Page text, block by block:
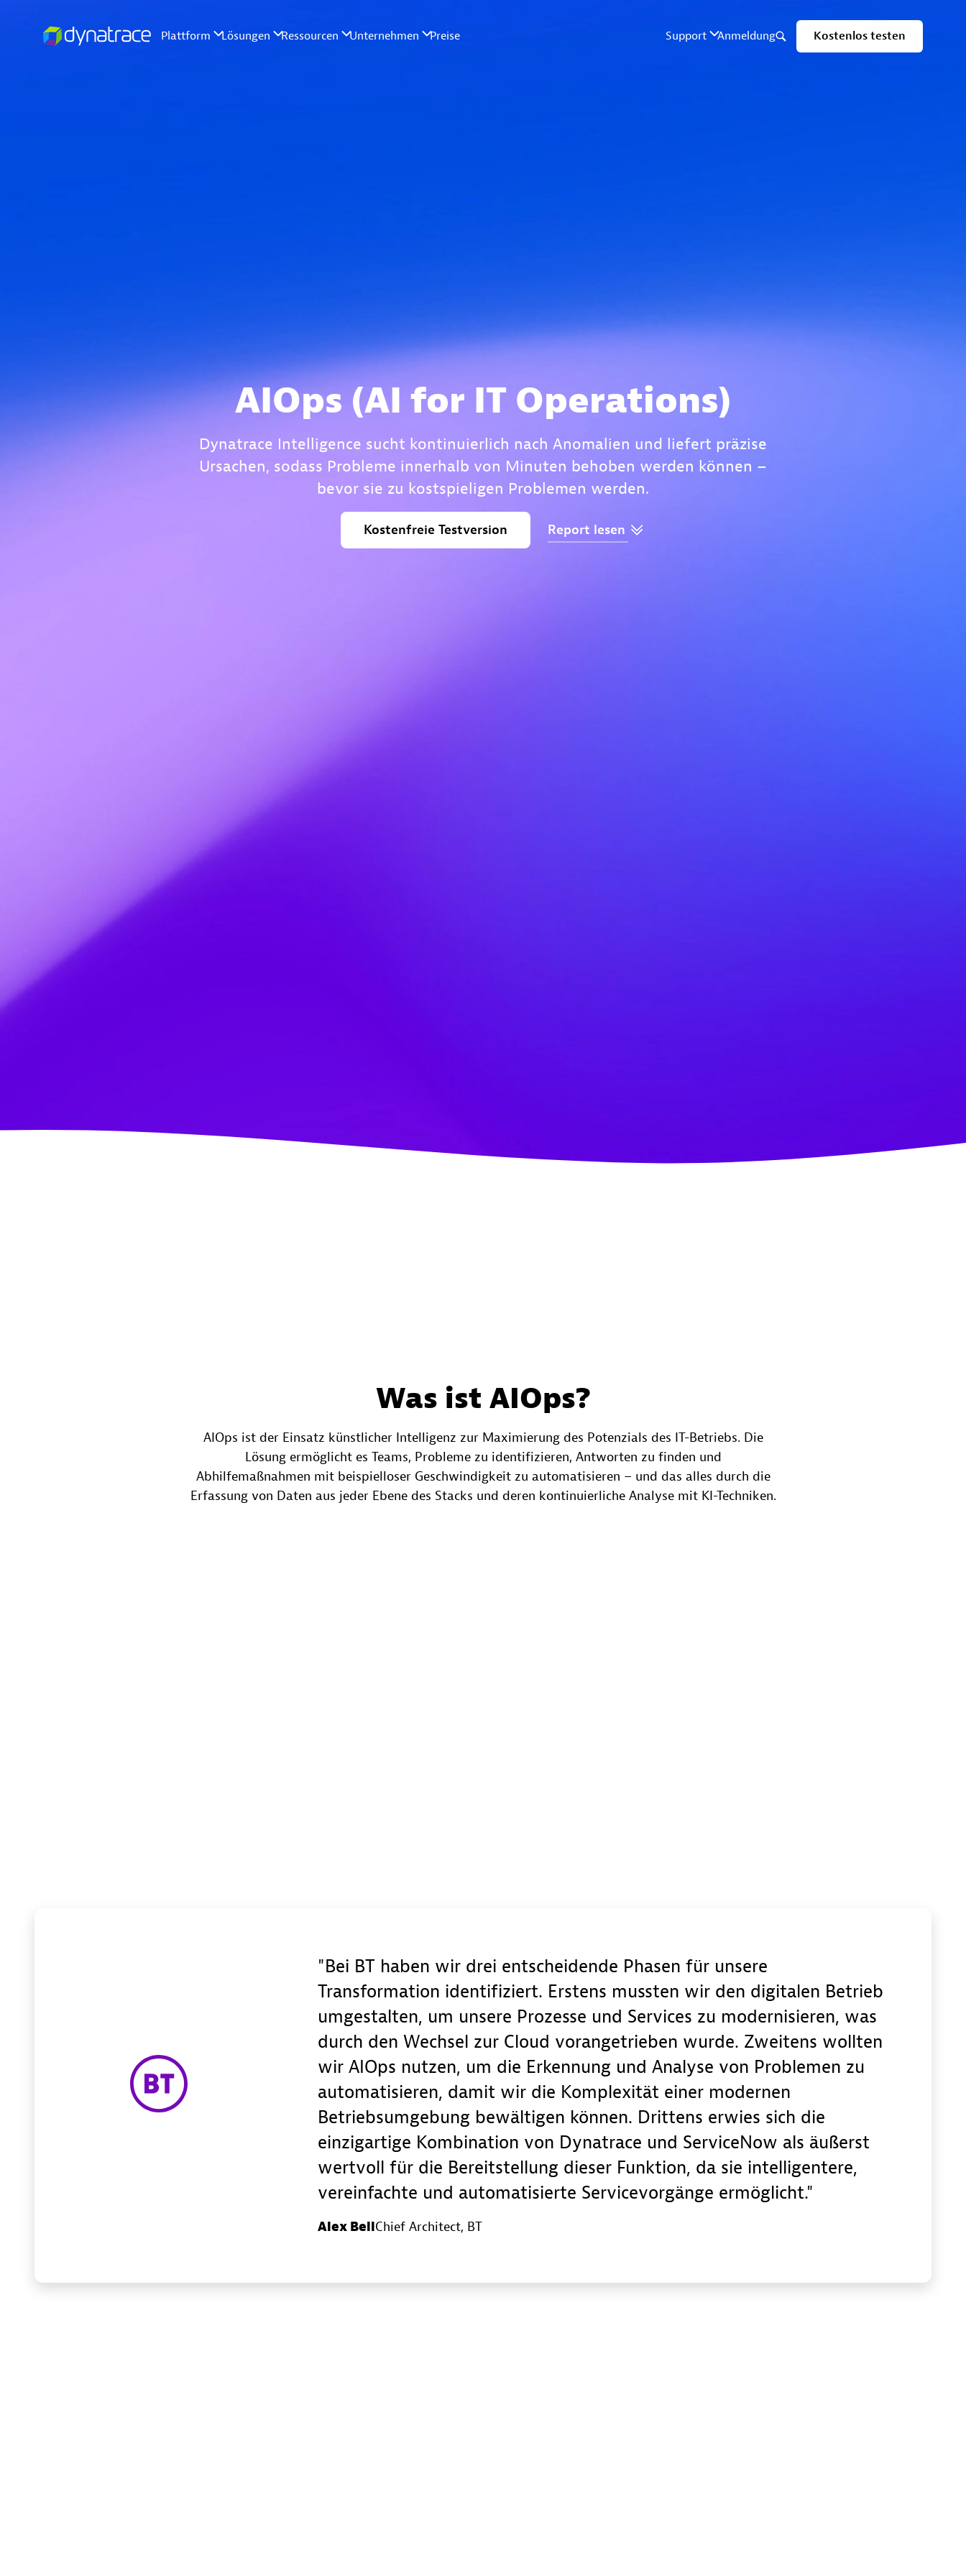
AIOps (AI for IT Operations)
Dynatrace Intelligence sucht kontinuierlich nach Anomalien und liefert präzise
Ursachen, sodass Probleme innerhalb von Minuten behoben werden können –
bevor sie zu kostspieligen Problemen werden.
Kostenfreie Testversion Report lesen
Was ist AIOps?
AIOps ist der Einsatz künstlicher Intelligenz zur Maximierung des Potenzials des IT-Betriebs. Die
Lösung ermöglicht es Teams, Probleme zu identifizieren, Antworten zu finden und
Abhilfemaßnahmen mit beispielloser Geschwindigkeit zu automatisieren – und das alles durch die
Erfassung von Daten aus jeder Ebene des Stacks und deren kontinuierliche Analyse mit KI-Techniken.
Bei BT haben wir drei entscheidende Phasen für unsere
Transformation identifiziert. Erstens mussten wir den digitalen Betrieb
umgestalten, um unsere Prozesse und Services zu modernisieren, was
durch den Wechsel zur Cloud vorangetrieben wurde. Zweitens wollten
wir AIOps nutzen, um die Erkennung und Analyse von Problemen zu
automatisieren, damit wir die Komplexität einer modernen
Betriebsumgebung bewältigen können. Drittens erwies sich die
einzigartige Kombination von Dynatrace und ServiceNow als äußerst
wertvoll für die Bereitstellung dieser Funktion, da sie intelligentere,
vereinfachte und automatisierte Servicevorgänge ermöglicht.
Alex BellChief Architect, BT